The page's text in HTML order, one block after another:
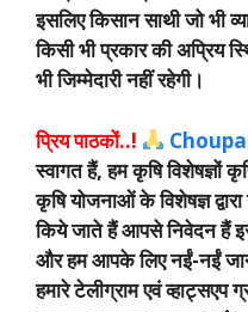
इसलिए किसान साथी जो भी
किसी भी प्रकार की अप्रिय
भी जिम्मेदारी नहीं रहेगी।
प्रिय पाठकों..!
स्वागत हैं, हम कृषि विशेषज्ञों
कृषि योजनाओं के विशेषज्ञ
किये जाते हैं आपसे निवेदन हैं
और हम आपके लिए नईं-नईं
हमारे टेलीग्राम एवं